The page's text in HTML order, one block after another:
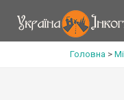
Головна >